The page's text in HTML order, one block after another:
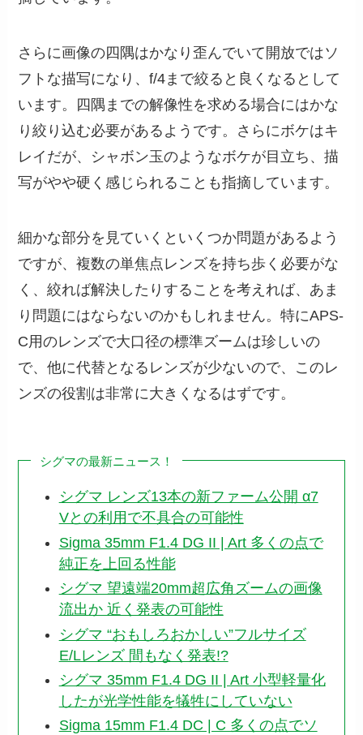
さらに画像の四隅はかなり歪んでいて開放ではソ
フトな描写になり、f/4まで絞ると良くなるとして
います。四隅までの解像性を求める場合にはかな
り絞り込む必要があるようです。さらにボケはキ
レイだが、シャボン玉のようなボケが目立ち、描
写がやや硬く感じられることも指摘しています。
細かな部分を見ていくといくつか問題があるよう
ですが、複数の単焦点レンズを持ち歩く必要がな
く、絞れば解決したりすることを考えれば、あま
り問題にはならないのかもしれません。特にAPS-
C用のレンズで大口径の標準ズームは珍しいの
で、他に代替となるレンズが少ないので、このレ
ンズの役割は非常に大きくなるはずです。
シグマの最新ニュース！
シグマ レンズ13本の新ファーム公開 α7
Vとの利用で不具合の可能性
Sigma 35mm F1.4 DG II | Art 多くの点で
純正を上回る性能
シグマ 望遠端20mm超広角ズームの画像
流出か 近く発表の可能性
シグマ “おもしろおかしい”フルサイズ
E/Lレンズ 間もなく発表!?
シグマ 35mm F1.4 DG II | Art 小型軽量化
したが光学性能を犠牲にしていない
Sigma 15mm F1.4 DC | C 多くの点でソ